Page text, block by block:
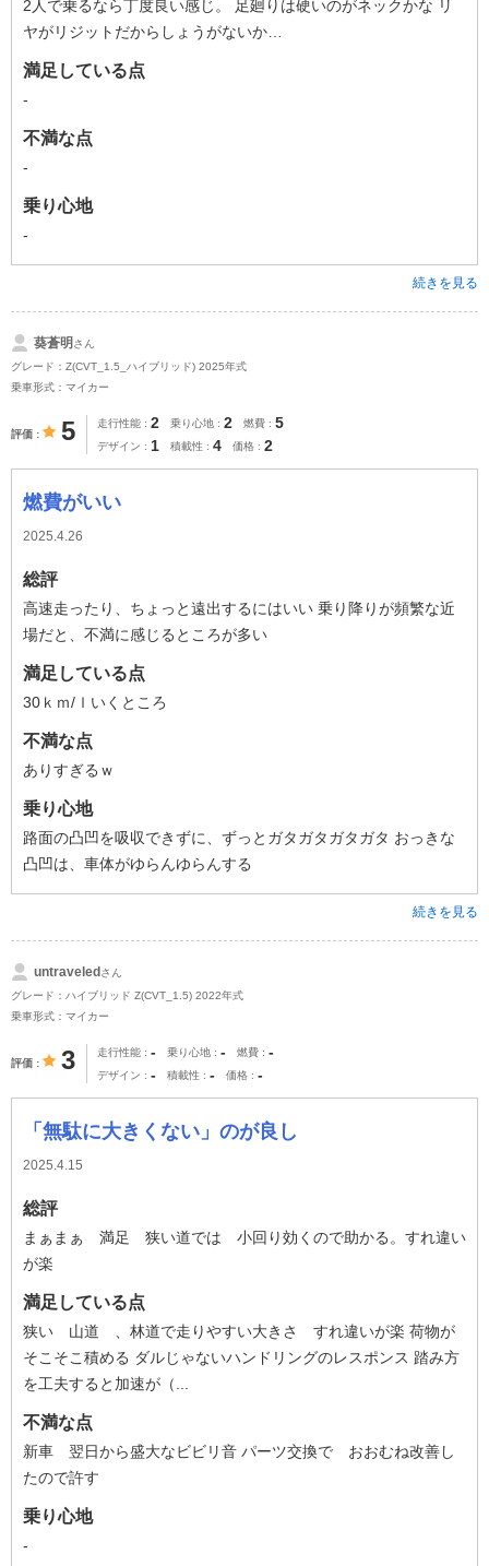
2人で乗るなら丁度良い感じ。 足廻りは硬いのがネックかな リ
ヤがリジットだからしょうがないか…
満足している点
-
不満な点
-
乗り心地
-
続きを見る
葵蒼明 さん
グレード：Z(CVT_1.5_ハイブリッド) 2025年式
乗車形式：マイカー
評価 5 走行性能 2 乗り心地 2 燃費 5
デザイン 1 積載性 4 価格 2
燃費がいい
2025.4.26
総評
高速走ったり、ちょっと遠出するにはいい 乗り降りが頻繁な近
場だと、不満に感じるところが多い
満足している点
30ｋｍ/ｌいくところ
不満な点
ありすぎるｗ
乗り心地
路面の凸凹を吸収できずに、ずっとガタガタガタガタ おっきな
凸凹は、車体がゆらんゆらんする
続きを見る
untraveled さん
グレード：ハイブリッド Z(CVT_1.5) 2022年式
乗車形式：マイカー
評価 3 走行性能 - 乗り心地 - 燃費 -
デザイン - 積載性 - 価格 -
「無駄に大きくない」のが良し
2025.4.15
総評
まぁまぁ 満足 狭い道では 小回り効くので助かる。すれ違い
が楽
満足している点
狭い 山道 、林道で走りやすい大きさ すれ違いが楽 荷物が
そこそこ積める ダルじゃないハンドリングのレスポンス 踏み方
を工夫すると加速が（...
不満な点
新車 翌日から盛大なビビリ音 パーツ交換で おおむね改善し
たので許す
乗り心地
-